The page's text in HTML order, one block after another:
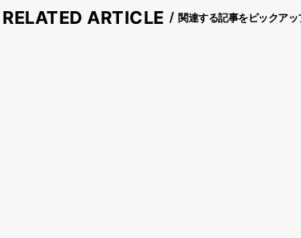
ARTICLE 関連する記事をピックアッ